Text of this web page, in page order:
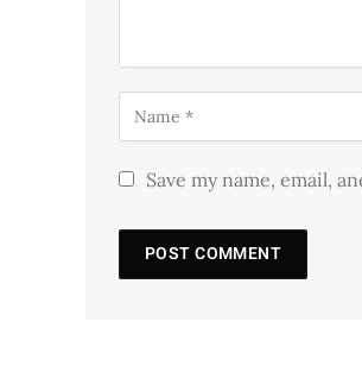
Save my name, email,